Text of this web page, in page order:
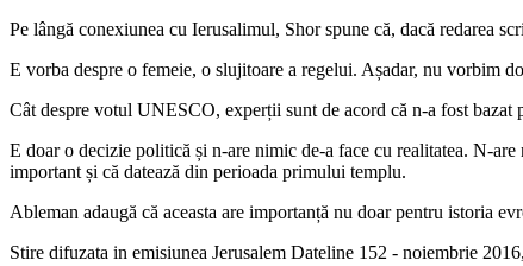
Pe lângă conexiunea cu Ierusalimul, Shor spune că, dacă redarea
E vorba despre o femeie, o slujitoare a regelui. Așadar, nu vorbim
Cât despre votul UNESCO, experții sunt de acord că n-a fost bazat
E doar o decizie politică și n-are nimic de-a face cu realitatea. N-
important și că datează din perioada primului templu.
Ableman adaugă că aceasta are importanță nu doar pentru istoria
Stire difuzata in emisiunea Jerusalem Dateline 152 - noiembrie